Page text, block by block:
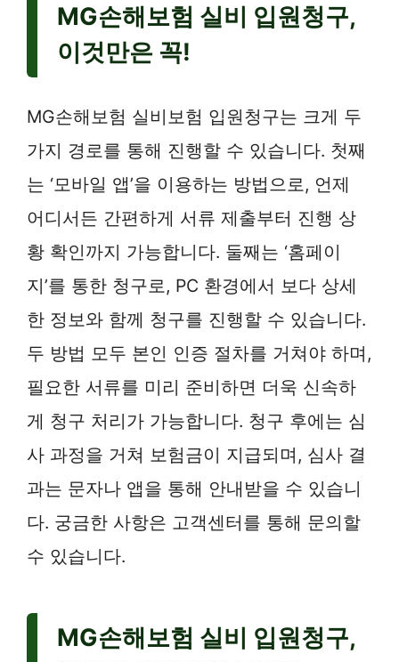
MG손해보험 실비 입원청구,
이것만은 꼭!
MG손해보험 실비보험 입원청구는 크게 두
가지 경로를 통해 진행할 수 있습니다. 첫째
는 ‘모바일 앱’을 이용하는 방법으로, 언제
어디서든 간편하게 서류 제출부터 진행 상
황 확인까지 가능합니다. 둘째는 ‘홈페이
지’를 통한 청구로, PC 환경에서 보다 상세
한 정보와 함께 청구를 진행할 수 있습니다.
두 방법 모두 본인 인증 절차를 거쳐야 하며,
필요한 서류를 미리 준비하면 더욱 신속하
게 청구 처리가 가능합니다. 청구 후에는 심
사 과정을 거쳐 보험금이 지급되며, 심사 결
과는 문자나 앱을 통해 안내받을 수 있습니
다. 궁금한 사항은 고객센터를 통해 문의할
수 있습니다.
MG손해보험 실비 입원청구,